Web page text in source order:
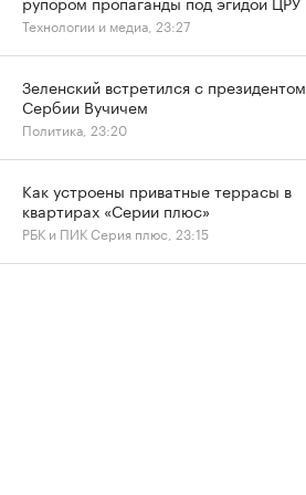
Технологии и медиа, 23:27
Зеленский встретился с президентом
Сербии Вучичем
Политика, 23:20
Как устроены приватные террасы в
квартирах «Серии плюс»
РБК и ПИК Серия плюс, 23:15